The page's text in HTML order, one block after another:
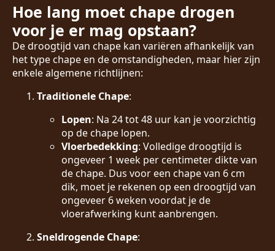
Hoe lang moet chape drogen
voor je er mag opstaan?
De droogtijd van chape kan variëren afhankelijk van
het type chape en de omstandigheden, maar hier zijn
enkele algemene richtlijnen:
Traditionele Chape:
Lopen: Na 24 tot 48 uur kan je voorzichtig
op de chape lopen.
Vloerbedekking: Volledige droogtijd is
ongeveer 1 week per centimeter dikte van
de chape. Dus voor een chape van 6 cm
dik, moet je rekenen op een droogtijd van
ongeveer 6 weken voordat je de
vloerafwerking kunt aanbrengen.
Sneldrogende Chape: